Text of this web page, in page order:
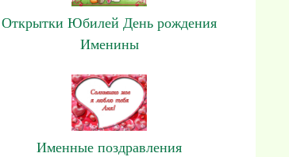
Открытки Юбилей День рождения
Именины
Именные поздравления